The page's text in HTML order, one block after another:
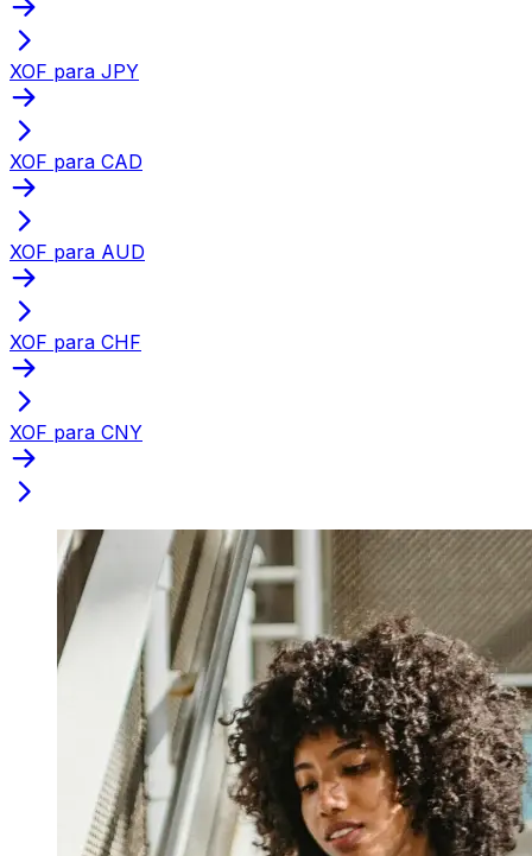
XOF para JPY
XOF para CAD
XOF para AUD
XOF para CHF
XOF para CNY